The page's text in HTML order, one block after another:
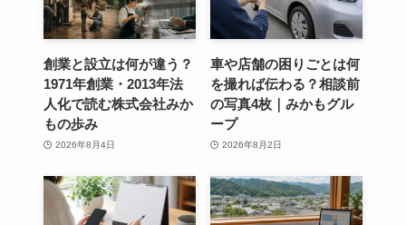
創業と設立は何が違う？
1971年創業・2013年法
人化で読む株式会社みか
もの歩み
2026年8月4日
車や店舗の困りごとは何
を撮れば伝わる？相談前
の写真4枚｜みかもグル
ープ
2026年8月2日